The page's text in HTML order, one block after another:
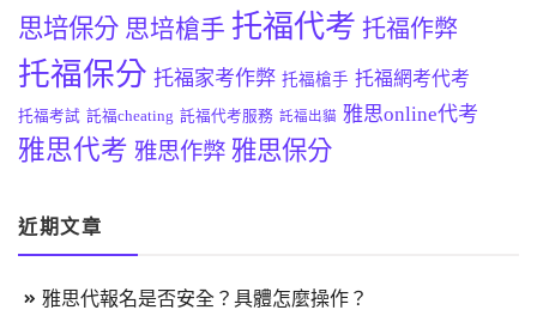
思培保分 思培槍手 托福代考 托福作弊
托福保分 托福家考作弊 托福槍手 托福網考代考
托福考試 託福cheating 託福代考服務 託福出貓 雅思online代考
雅思代考 雅思作弊 雅思保分
近期文章
雅思代報名是否安全？具體怎麼操作？